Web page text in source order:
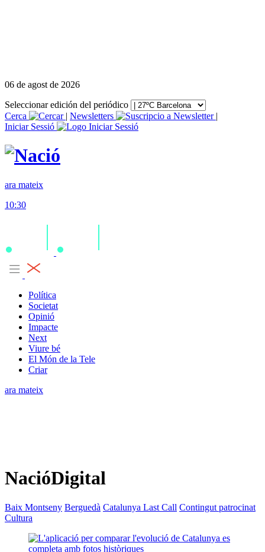
06 de agost de 2026
Seleccionar edición del periódico
Cerca
| Newsletters
|
Iniciar Sessió
ara mateix
10:30
Política
Societat
Opinió
Impacte
Next
Viure bé
El Món de la Tele
Criar
ara mateix
NacióDigital
Baix Montseny Berguedà Catalunya Last Call Contingut patrocinat
Cultura